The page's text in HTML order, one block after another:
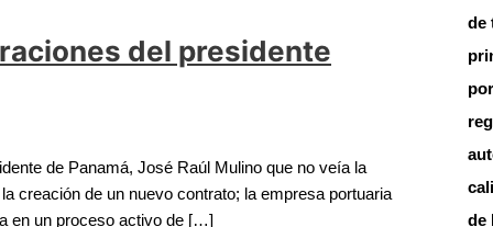
del presidente
de Panamá, José Raúl Mulino que no veía la
creación de un nuevo contrato; la empresa portuaria
en un proceso activo de […]
de
de